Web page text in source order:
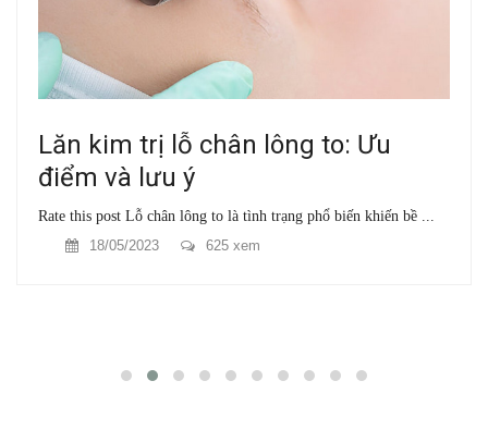
Lăn kim trị lỗ chân lông to: Ưu
điểm và lưu ý
Rate this post Lỗ chân lông to là tình trạng phổ biến khiến bề ...
18/05/2023
625 xem